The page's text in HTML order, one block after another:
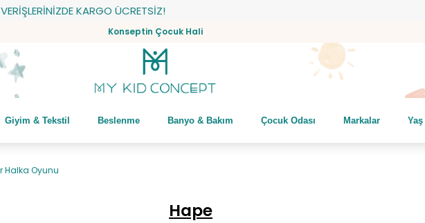
KARGO ÜCRETSİZ!
Konseptin Çocuk Hali
Giyim & Tekstil Beslenme Banyo & Bakım Çocuk Odası Markalar Yaş
Halka Oyunu
Hape